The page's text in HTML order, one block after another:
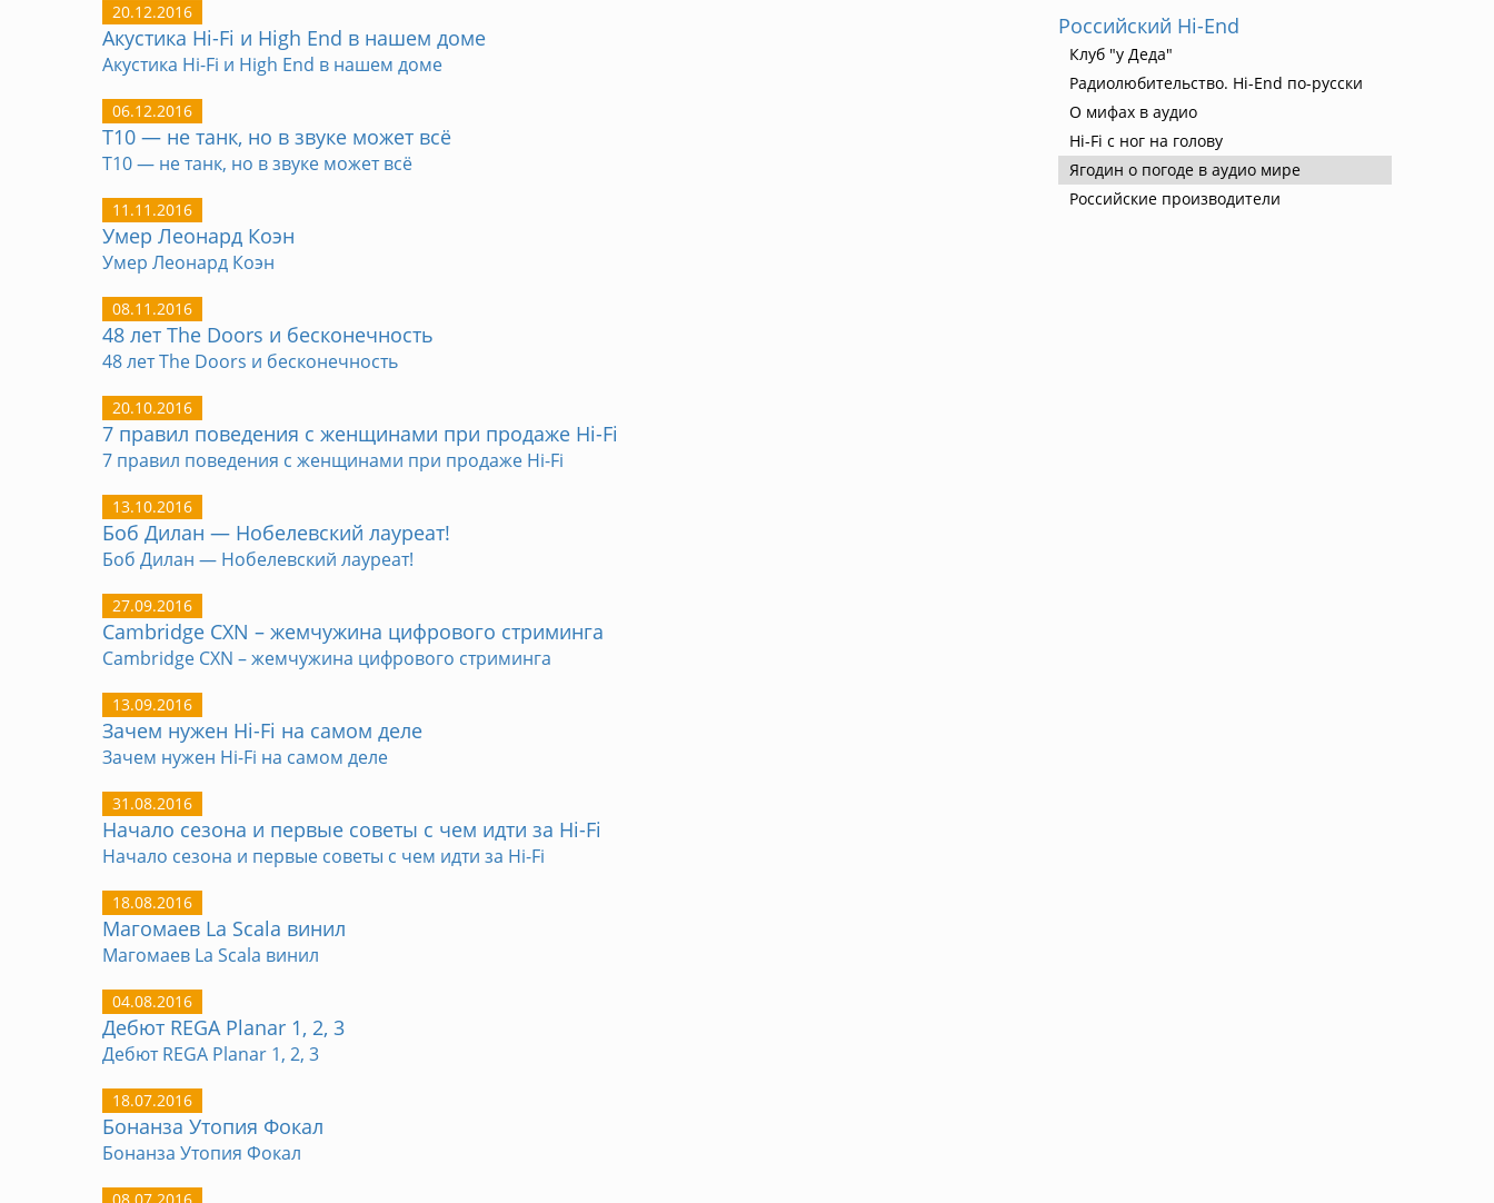
20.12.2016
Акустика Hi-Fi и High End в нашем доме
Акустика Hi-Fi и High End в нашем доме
06.12.2016
T10 — не танк, но в звуке может всё
T10 — не танк, но в звуке может всё
11.11.2016
Умер Леонард Коэн
Умер Леонард Коэн
08.11.2016
48 лет The Doors и бесконечность
48 лет The Doors и бесконечность
20.10.2016
7 правил поведения с женщинами при продаже Hi-Fi
7 правил поведения с женщинами при продаже Hi-Fi
13.10.2016
Боб Дилан — Нобелевский лауреат!
Боб Дилан — Нобелевский лауреат!
27.09.2016
Cambridge CXN – жемчужина цифрового стриминга
Cambridge CXN – жемчужина цифрового стриминга
13.09.2016
Зачем нужен Hi-Fi на самом деле
Зачем нужен Hi-Fi на самом деле
31.08.2016
Начало сезона и первые советы с чем идти за Hi-Fi
Начало сезона и первые советы с чем идти за Hi-Fi
18.08.2016
Магомаев La Scala винил
Магомаев La Scala винил
04.08.2016
Дебют REGA Planar 1, 2, 3
Дебют REGA Planar 1, 2, 3
18.07.2016
Бонанза Утопия Фокал
Бонанза Утопия Фокал
Российский Hi-End
Клуб "у Деда"
Радиолюбительство. Hi-End по-русски
О мифах в аудио
Hi-Fi с ног на голову
Ягодин о погоде в аудио мире
Российские производители